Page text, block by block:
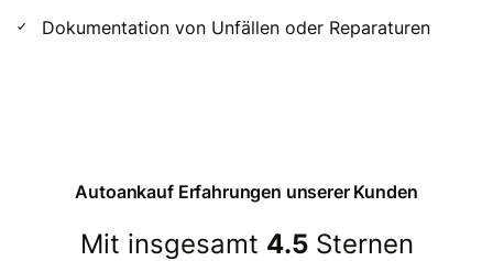
Dokumentation von Unfällen oder Reparaturen
Autoankauf Erfahrungen unserer Kunden
Mit insgesamt 4.5Sternen